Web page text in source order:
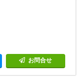
お問合せ